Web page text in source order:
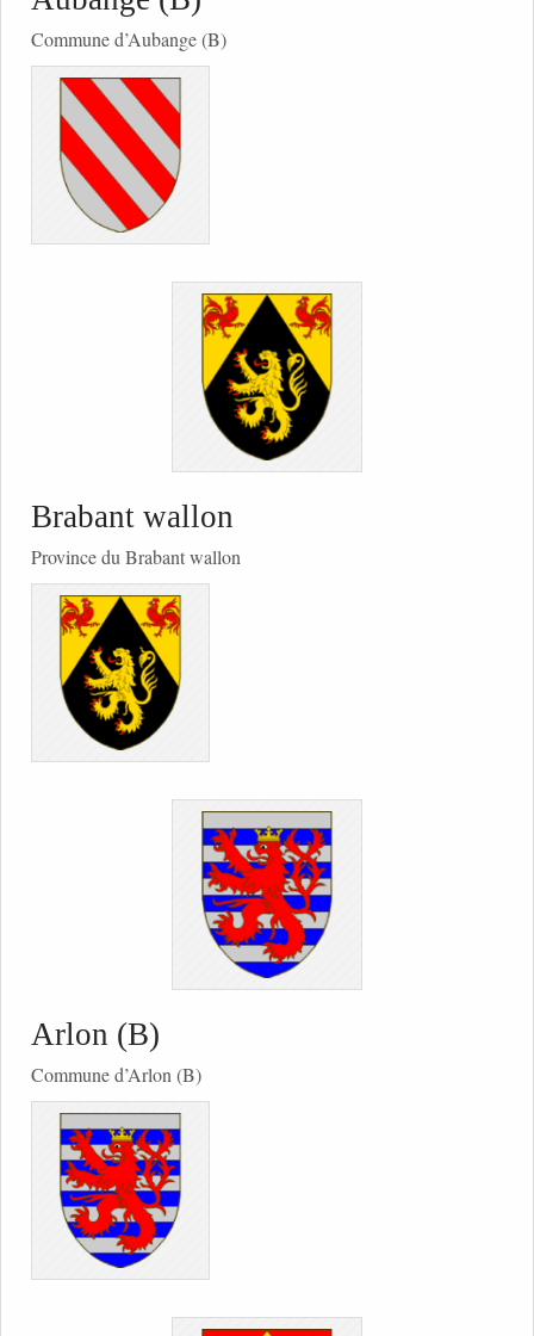
Commune d’Aubange (B)
Brabant wallon
Province du Brabant wallon
Arlon (B)
Commune d’Arlon (B)